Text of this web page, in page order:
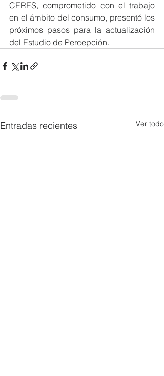
CERES, comprometido con el trabajo
en el ámbito del consumo, presentó los
próximos pasos para la actualización
del Estudio de Percepción.
Entradas recientes Ver todo